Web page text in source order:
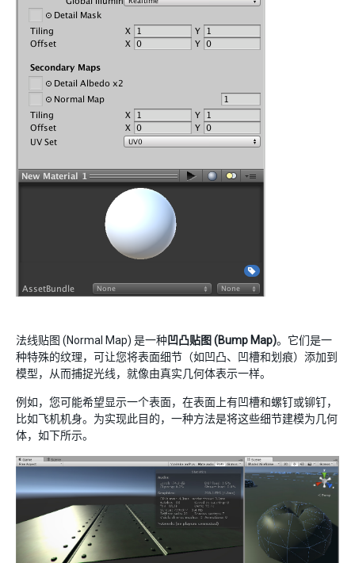
法线贴图 (Normal Map) 是一种凹凸贴图 (Bump Map)。它们是一
种特殊的纹理，可让您将表面细节（如凹凸、凹槽和划痕）添加到
模型，从而捕捉光线，就像由真实几何体表示一样。
例如，您可能希望显示一个表面，在表面上有凹槽和螺钉或铆钉，
比如飞机机身。为实现此目的，一种方法是将这些细节建模为几何
体，如下所示。